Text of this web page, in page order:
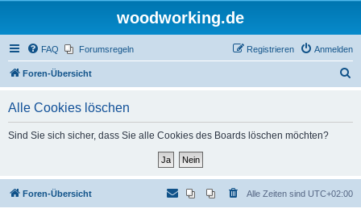
woodworking.de
FAQ Forumsregeln Anmelden
Registrieren
Foren-Übersicht
Alle Cookies löschen
Sind Sie sich sicher, dass Sie alle Cookies des Boards löschen möchten?
Foren-Übersicht Alle Zeiten sind UTC+02:00